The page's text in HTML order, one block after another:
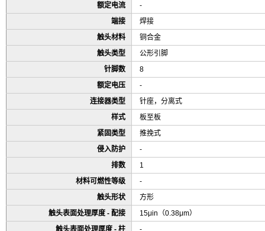
额定电流
-
端接
焊接
触头材料
铜合金
触头类型
公形引脚
针脚数
8
额定电压
-
连接器类型
针座，分离式
样式
板至板
紧固类型
推挽式
侵入防护
-
排数
1
材料可燃性等级
-
触头形状
方形
触头表面处理厚度 - 配接
15μin（0.38μm）
触头表面处理厚度 - 柱
-